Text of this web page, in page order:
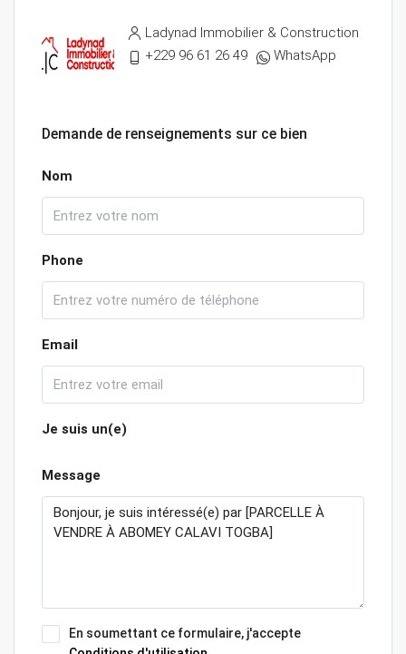
Ladynad Immobilier & Construction
+229 96 61 26 49
WhatsApp
Demande de renseignements sur ce bien
Nom
Phone
Email
Je suis un(e)
Message
En soumettant ce formulaire, j'accepte